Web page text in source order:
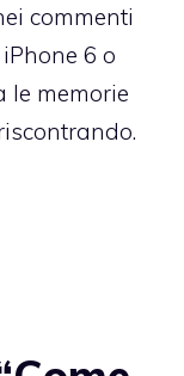
commenti
6 o
le memorie